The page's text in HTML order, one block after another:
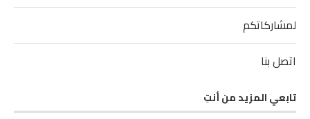
لمشاركاتكم
اتصل بنا
تابعي المزيد من أنتِ